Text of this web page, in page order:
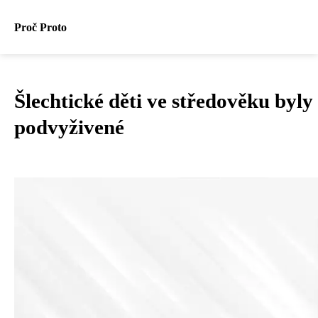
Proč Proto
Šlechtické děti ve středověku byly
podvyživené